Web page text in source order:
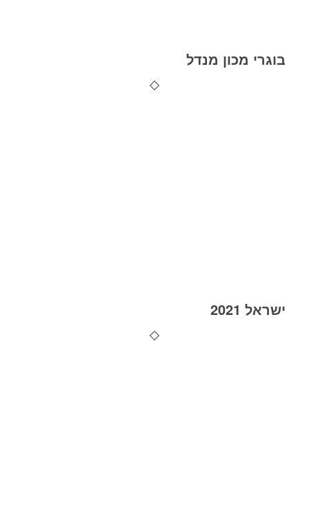
בוגרי מכון מנדל
ישראל 2021